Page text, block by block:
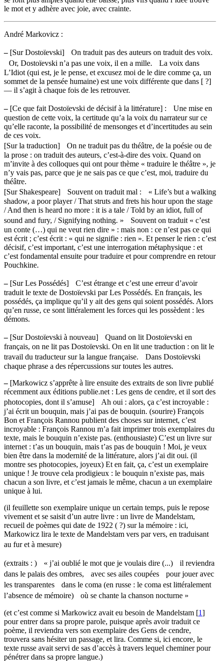
le mot et y adhère avec joie, avec crainte.
André Markovicz :
–[Sur Dostoïevski] On traduit pas des auteurs on traduit des voix.
Or, Dostoïevski n’a pas une voix, il en a mille. La voix dans
L’Idiot (qui est, je le pense, et excusez moi de le dire comme ça, un
sommet de la pensée humaine) est une voix différente que dans [ ?]
— il s’agit à chaque fois de les retrouver.
–[Ce que fait Dostoïevski de décisif à la littérature] : Une mise en
question de cette voix, la certitude qu’a la voix du narrateur sur ce
qu’elle raconte, la possibilité de mensonges et d’incertitudes au sein
de ces voix.
[Sur la traduction] On ne traduit pas du théâtre, de la poésie ou de
la prose : on traduit des auteurs, c’est-à-dire des voix. Quand on
m’invite à des colloques qui ont pour thème « traduire le théâtre », je
n’y vais pas, parce que je ne sais pas ce que c’est, moi, traduire du
théâtre.
[Sur Shakespeare] Souvent on traduit mal : « Life’s but a walking
shadow, a poor player / That struts and frets his hour upon the stage
/ And then is heard no more : it is a tale / Told by an idiot, full of
sound and fury, / Signifying nothing. » Souvent on traduit « c’est
un conte (…) qui ne veut rien dire » : mais non : ce n’est pas ce qui
est écrit ; c’est écrit : « qui ne signifie : rien ». Et penser le rien : c’est
décisif, c’est important, c’est une interrogation métaphysique : et
c’est fondamental ensuite pour traduire et pour comprendre en retour
Pouchkine.
–[Sur Les Possédés] C’est étrange et c’est une erreur d’avoir
traduit le texte de Dostoïevski par Les Possédés. En français, les
possédés, ça implique qu’il y ait des gens qui soient possédés. Alors
qu’en russe, ce sont littéralement les forces qui les possèdent : les
démons.
–[Sur Dostoïevski à nouveau] Quand on lit Dostoïevski en
français, on ne lit pas Dostoïevski. On en lit une traduction : on lit le
travail du traducteur sur la langue française. Dans Dostoïevski
chaque phrase a des répercussions sur toutes les autres.
–[Markowicz s’apprête à lire ensuite des extraits de son livre publié
récemment aux éditions publie.net : Les gens de cendre, et il sort des
photocopies, dont il s’amuse] Ah oui : alors, ça c’est incroyable :
j’ai écrit un bouquin, mais j’ai pas de bouquin. (sourire) François
Bon et François Rannou publient des choses sur internet, c’est
incroyable : François Rannou m’a fait imprimer trois exemplaires du
texte, mais le bouquin n’existe pas. (enthousiaste) C’est un livre sur
internet : t’as un bouquin, mais t’as pas de bouquin ! Moi, je veux
bien être dans la modernité de la littérature, alors j’ai dit oui. (il
montre ses photocopies, joyeux) Et en fait, ça, c’est un exemplaire
unique ! Je trouve cela prodigieux : le bouquin n’existe pas, mais
chacun a son livre, et c’est jamais le même, chacun a un exemplaire
unique à lui.
(il feuillette son exemplaire unique un certain temps, puis le repose
vivement et se saisit d’un autre livre : un livre de Mandelstam,
recueil de poèmes qui date de 1922 ( ?) sur la mémoire : ici,
Markowicz lira le texte de Mandelstam vers par vers, en traduisant
au fur et à mesure)
(extraits : ) « j’ai oublié le mot que je voulais dire (...) il reviendra
dans le palais des ombres, avec ses ailes coupées pour jouer avec
les transparentes dans le coma (en russe : le coma est littéralement
l’absence de mémoire) où se chante la chanson nocturne »
(et c’est comme si Markowicz avait eu besoin de Mandelstam [1]
pour entrer dans sa propre parole, puisque après avoir traduit ce
poème, il reviendra vers son exemplaire des Gens de cendre,
trouvera sans hésiter un passage, et lira. Comme si, ici encore, le
texte russe avait servi de sas d’accès à travers lequel cheminer pour
pénétrer dans sa propre langue.)